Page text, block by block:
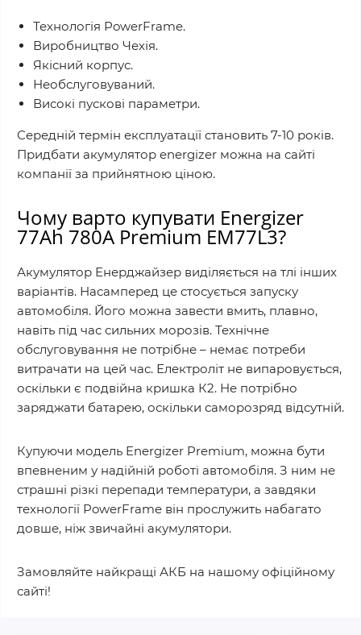
Технологія PowerFrame.
Виробництво Чехія.
Якісний корпус.
Необслуговуваний.
Високі пускові параметри.
Середній термін експлуатації становить 7-10 років.
Придбати акумулятор energizer можна на сайті
компанії за прийнятною ціною.
Чому варто купувати Energizer
77Ah 780A Premium EM77L3?
Акумулятор Енерджайзер виділяється на тлі інших
варіантів. Насамперед це стосується запуску
автомобіля. Його можна завести вмить, плавно,
навіть під час сильних морозів. Технічне
обслуговування не потрібне – немає потреби
витрачати на цей час. Електроліт не випаровується,
оскільки є подвійна кришка К2. Не потрібно
заряджати батарею, оскільки саморозряд відсутній.
Купуючи модель Energizer Premium, можна бути
впевненим у надійній роботі автомобіля. З ним не
страшні різкі перепади температури, а завдяки
технології PowerFrame він прослужить набагато
довше, ніж звичайні акумулятори.
Замовляйте найкращі АКБ на нашому офіційному
сайті!